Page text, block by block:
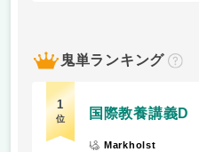
鬼単ランキング
？
1
位 国際教養講義D
Markholst